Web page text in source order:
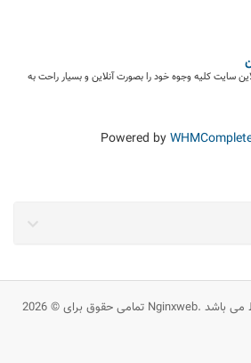
سایت کلیه وجوه خود را بصورت آنلاین و بسیار راحت به
Powered by